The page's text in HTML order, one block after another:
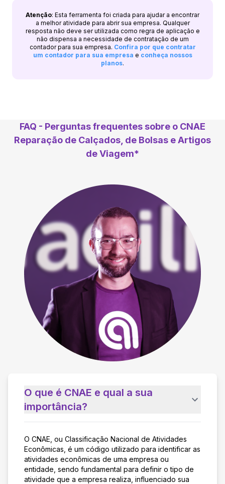
Atenção: Esta ferramenta foi criada para ajudar a encontrar
a melhor atividade para abrir sua empresa. Qualquer
resposta não deve ser utilizada como regra de aplicação e
não dispensa a necessidade de contratação de um
contador para sua empresa. Confira por que contratar
um contador para sua empresa e conheça nossos
planos.
FAQ - Perguntas frequentes sobre o CNAE
Reparação de Calçados, de Bolsas e Artigos
de Viagem*
O que é CNAE e qual a sua
importância?
O CNAE, ou Classificação Nacional de Atividades
Econômicas, é um código utilizado para identificar as
atividades econômicas de uma empresa ou
entidade, sendo fundamental para definir o tipo de
atividade que a empresa realiza, influenciado sua